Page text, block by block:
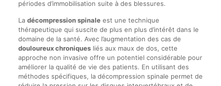
périodes d’immobilisation suite à des blessures.
La décompression spinaleest une technique
thérapeutique qui suscite de plus en plus d’intérêt dans le
domaine de la santé. Avec l’augmentation des cas de
douloureux chroniquesliés aux maux de dos, cette
approche non invasive offre un potentiel considérable pour
améliorer la qualité de vie des patients. En utilisant des
méthodes spécifiques, la décompression spinale permet de